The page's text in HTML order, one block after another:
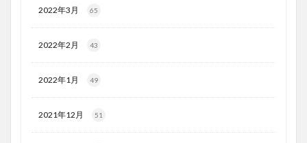
2022年3月 65
2022年2月 43
2022年1月 49
2021年12月 51